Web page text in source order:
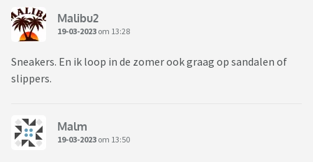
Malibu2
19-03-2023 om 13:28
Sneakers. En ik loop in de zomer ook graag op sandalen of
slippers.
Malm
19-03-2023 om 13:50